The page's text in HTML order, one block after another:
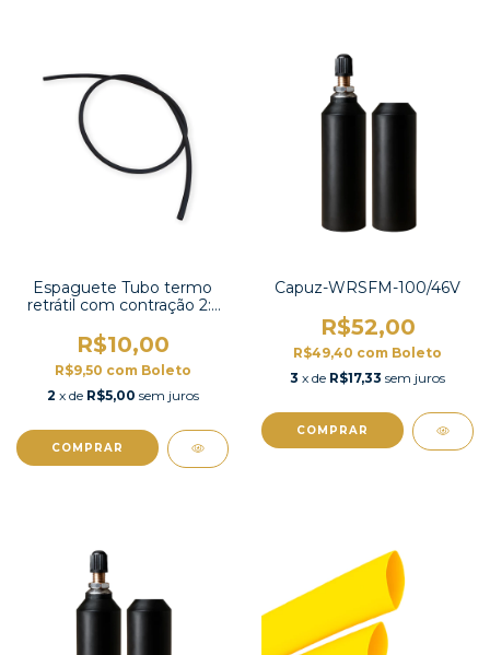
Espaguete Tubo termo
retrátil com contração 2:1
R$10,00
R$9,50 com Boleto
2 x de R$5,00 sem juros
COMPRAR
Capuz-WRSFM-100/46V
R$52,00
R$49,40 com Boleto
3 x de R$17,33 sem juros
COMPRAR